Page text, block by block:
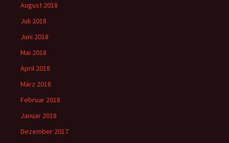
August 2018
Juli 2018
Juni 2018
Mai 2018
April 2018
März 2018
Februar 2018
Januar 2018
Dezember 2017